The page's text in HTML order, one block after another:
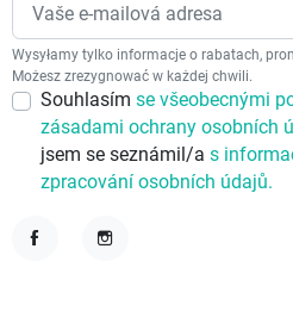
Wysyłamy tylko informacje o rabatach,
Możesz zrezygnować w każdej chwili.
Souhlasím se všeobecnými
zásadami ochrany osobních
jsem se seznámil/a s
zpracování osobních údajů.